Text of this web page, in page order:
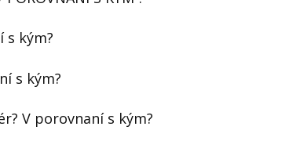
s kým?
s kým?
V porovnaní s kým?